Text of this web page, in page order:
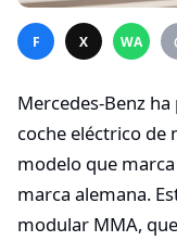
F X WA
Mercedes-Benz
coche eléctrico de
modelo que
marca alemana.
modular MMA,